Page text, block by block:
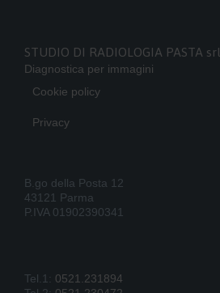
STUDIO DI RADIOLOGIA PASTA srl
Diagnostica per immagini
Cookie policy
Privacy
B.go della Posta 12
43121 Parma
P.IVA 01902390341
Tel.1: 0521.231894